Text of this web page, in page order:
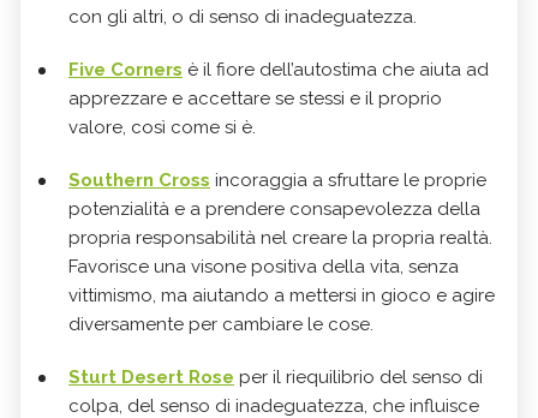
con gli altri, o di senso di inadeguatezza.
Five Corners è il fiore dell’autostima che aiuta ad
apprezzare e accettare se stessi e il proprio
valore, così come si è.
Southern Cross incoraggia a sfruttare le proprie
potenzialità e a prendere consapevolezza della
propria responsabilità nel creare la propria realtà.
Favorisce una visone positiva della vita, senza
vittimismo, ma aiutando a mettersi in gioco e agire
diversamente per cambiare le cose.
Sturt Desert Rose per il riequilibrio del senso di
colpa, del senso di inadeguatezza, che influisce